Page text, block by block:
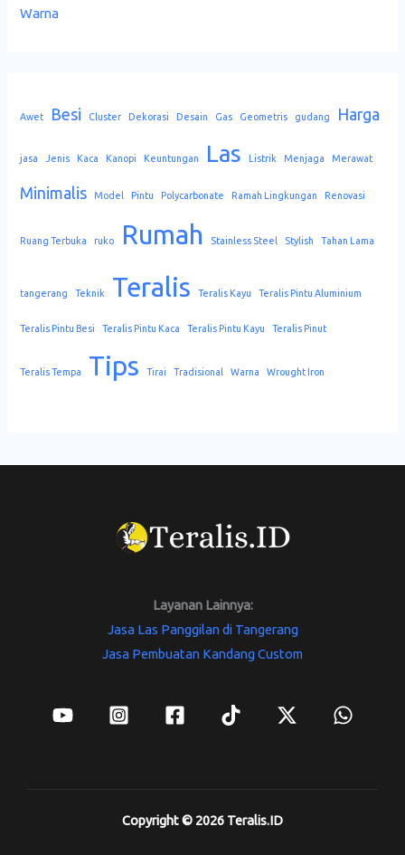
Warna
Awet Besi Cluster Dekorasi Desain Gas Geometris gudang Harga
jasa Jenis Kaca Kanopi Keuntungan Las Listrik Menjaga Merawat
Minimalis Model Pintu Polycarbonate Ramah Lingkungan Renovasi
Ruang Terbuka ruko Rumah Stainless Steel Stylish Tahan Lama
tangerang Teknik Teralis Teralis Kayu Teralis Pintu Aluminium
Teralis Pintu Besi Teralis Pintu Kaca Teralis Pintu Kayu Teralis Pinut
Teralis Tempa Tips Tirai Tradisional Warna Wrought Iron
Layanan Lainnya:
Jasa Las Panggilan di Tangerang
Jasa Pembuatan Kandang Custom
Copyright © 2026 Teralis.ID